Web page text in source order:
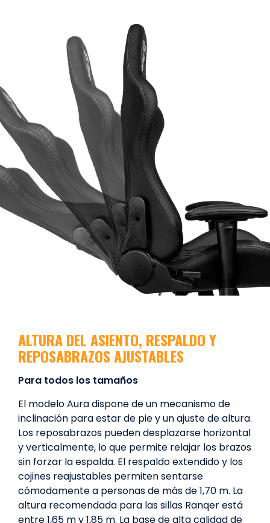
ALTURA DEL ASIENTO, RESPALDO Y
REPOSABRAZOS AJUSTABLES
Para todos los tamaños
El modelo Aura dispone de un mecanismo de
inclinación para estar de pie y un ajuste de altura.
Los reposabrazos pueden desplazarse horizontal
y verticalmente, lo que permite relajar los brazos
sin forzar la espalda. El respaldo extendido y los
cojines reajustables permiten sentarse
cómodamente a personas de más de 1,70 m. La
altura recomendada para las sillas Ranqer está
entre 1,65 m y 1,85 m. La base de alta calidad de